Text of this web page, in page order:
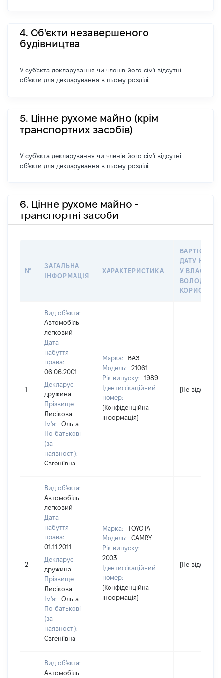
4. Об'єкти незавершеного
будівництва
У суб'єкта декларування чи членів його сім'ї відсутні
об'єкти для декларування в цьому розділі.
5. Цінне рухоме майно (крім
транспортних засобів)
У суб'єкта декларування чи членів його сім'ї відсутні
об'єкти для декларування в цьому розділі.
6. Цінне рухоме майно -
транспортні засоби
№
ЗАГАЛЬНА
ІНФОРМАЦІЯ
ХАРАКТЕРИСТИКА
ВАРТІСТЬ
ДАТУ
У
1
Вид об'єкта:
Автомобіль
легковий
Дата
набуття
права:
06.06.2001
Декларує:
дружина
Прізвище:
Лисікова
Ім'я:
Ольга
По батькові
(за
наявності):
Євгеніївна
Марка:
ВАЗ
Модель:
21061
Рік випуску:
1989
Ідентифікаційний
номер:
[Конфіденційна
інформація]
[Не відомо]
2
Вид об'єкта:
Автомобіль
легковий
Дата
набуття
права:
01.11.2011
Декларує:
дружина
Прізвище:
Лисікова
Ім'я:
Ольга
По батькові
(за
наявності):
Євгеніївна
Марка:
TOYOTA
Модель:
CAMRY
Рік випуску:
2003
Ідентифікаційний
номер:
[Конфіденційна
інформація]
[Не відомо]
Вид об'єкта:
Автомобіль